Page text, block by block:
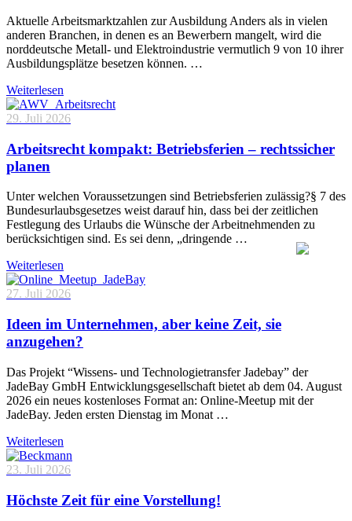
Aktuelle Arbeitsmarktzahlen zur Ausbildung Anders als in vielen
anderen Branchen, in denen es an Bewerbern mangelt, wird die
norddeutsche Metall- und Elektroindustrie vermutlich 9 von 10 ihrer
Ausbildungsplätze besetzen können. …
Weiterlesen
29. Juli 2026
Arbeitsrecht kompakt: Betriebsferien – rechtssicher
planen
Unter welchen Voraussetzungen sind Betriebsferien zulässig?§ 7 des
Bundesurlaubsgesetzes weist darauf hin, dass bei der zeitlichen
Festlegung des Urlaubs die Wünsche der Arbeitnehmenden zu
berücksichtigen sind. Es sei denn, „dringende …
Weiterlesen
27. Juli 2026
Ideen im Unternehmen, aber keine Zeit, sie
anzugehen?
Das Projekt “Wissens- und Technologietransfer Jadebay” der
JadeBay GmbH Entwicklungsgesellschaft bietet ab dem 04. August
2026 ein neues kostenloses Format an: Online-Meetup mit der
JadeBay. Jeden ersten Dienstag im Monat …
Weiterlesen
23. Juli 2026
Höchste Zeit für eine Vorstellung!